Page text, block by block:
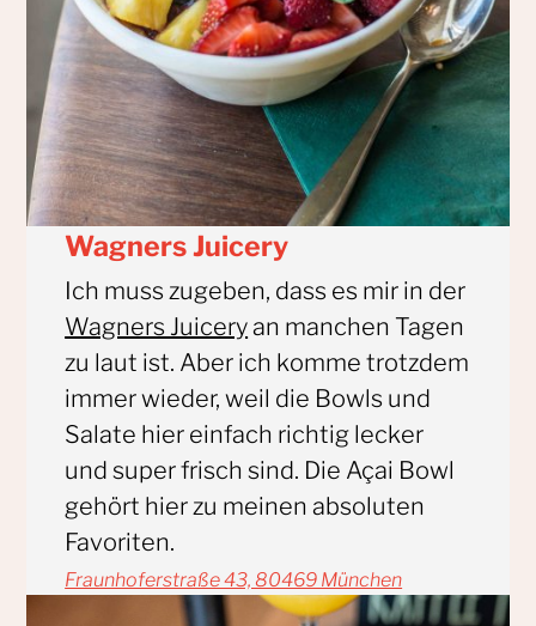
Wagners Juicery
Ich muss zugeben, dass es mir in der
Wagners Juiceryan manchen Tagen
zu laut ist. Aber ich komme trotzdem
immer wieder, weil die Bowls und
Salate hier einfach richtig lecker
und super frisch sind. Die Açai Bowl
gehört hier zu meinen absoluten
Favoriten.
Fraunhoferstraße 43, 80469 München